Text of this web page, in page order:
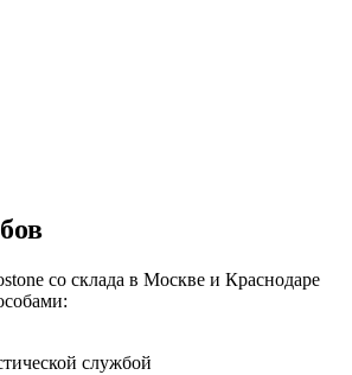
со склада в Москве и Краснодаре
службой